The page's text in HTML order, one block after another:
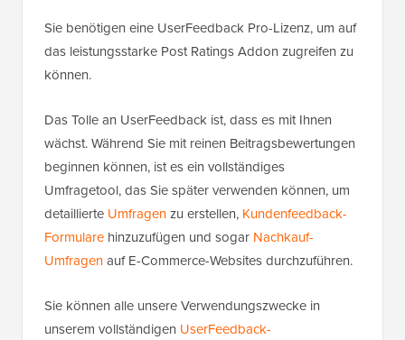
Sie benötigen eine UserFeedback Pro-Lizenz, um auf
das leistungsstarke Post Ratings Addon zugreifen zu
können.
Das Tolle an UserFeedback ist, dass es mit Ihnen
wächst. Während Sie mit reinen Beitragsbewertungen
beginnen können, ist es ein vollständiges
Umfragetool, das Sie später verwenden können, um
detaillierte Umfragenzu erstellen, Kundenfeedback-
Formulare hinzuzufügen und sogar Nachkauf-
Umfragenauf E-Commerce-Websites durchzuführen.
Sie können alle unsere Verwendungszwecke in
unserem vollständigen UserFeedback-